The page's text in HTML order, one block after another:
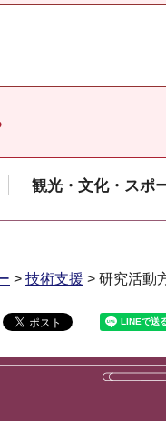
観光・文化・スポ
> 技術支援 > 研究活動